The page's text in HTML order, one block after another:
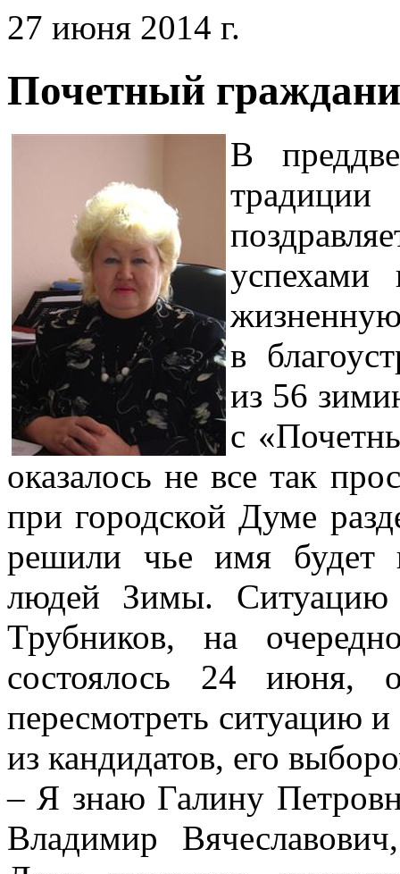
27 июня 2014 г.
Почетный
В
в
из 56
с
оказалось не все так
при городской Думе
решили чье имя будет
людей Зимы. Ситуацию
Трубников, на
состоялось 24 июня,
пересмотреть ситуацию и
из кандидатов, его
– Я знаю Галину
Владимир